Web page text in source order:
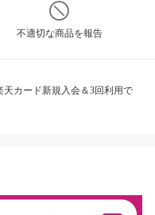
不適切な商品を報告
天カード新規入会＆3回利用で